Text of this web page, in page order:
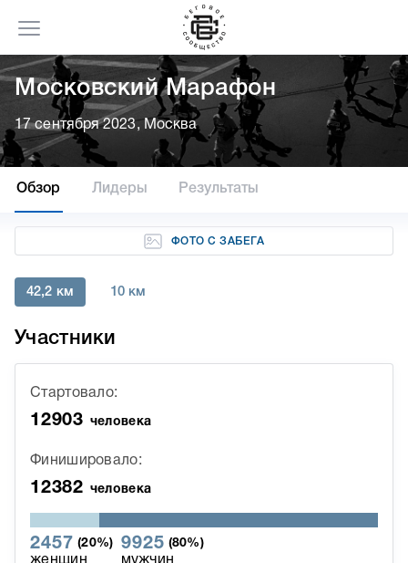
Московский Марафон
17 сентября 2023, Москва
Обзор Лидеры Результаты
ФОТО С ЗАБЕГА
42,2 км 10 км
Участники
Стартовало:
12903 человека
Финишировало:
12382 человека
2457 (20%)
женщин
9925 (80%)
мужчин